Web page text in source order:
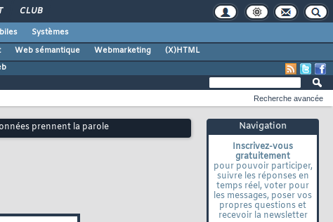
CLUB
Systèmes
Web sémantique Webmarketing
(X)HTML
Navigation
Inscrivez-vous
gratuitement
pour pouvoir participer,
suivre les réponses en
temps réel, voter pour
les messages, poser vos
propres questions et
recevoir la newsletter
Recherche avancée
prennent la parole